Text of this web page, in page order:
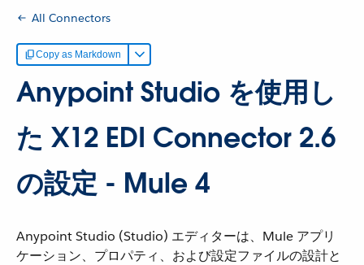
All Connectors
Copy as Markdown
Anypoint Studio を使用し
た X12 EDI Connector 2.6
の設定 - Mule 4
Anypoint Studio (Studio) エディターは、Mule アプリ
ケーション、プロパティ、および設定ファイルの設計と